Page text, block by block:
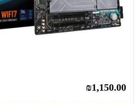
₪1,150.00